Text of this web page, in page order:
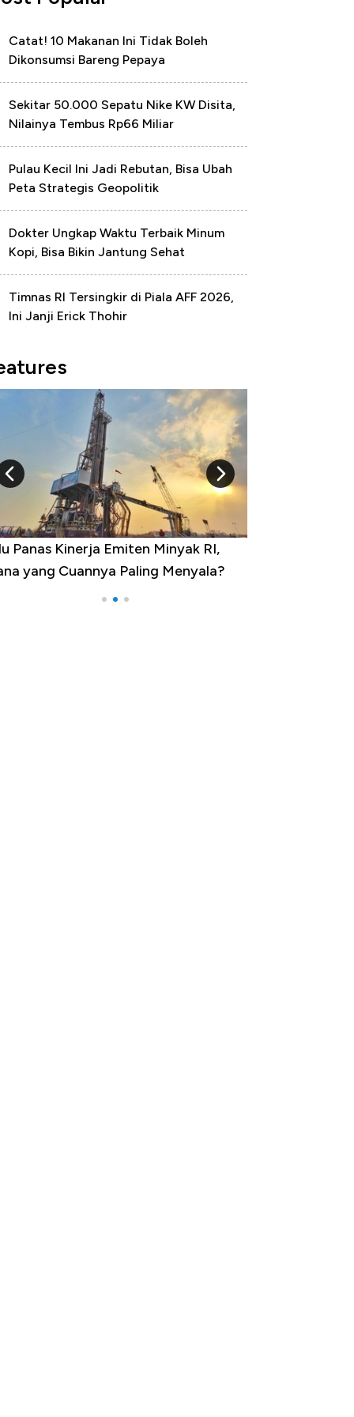
Catat! 10 Makanan Ini Tidak Boleh
Dikonsumsi Bareng Pepaya
Sekitar 50.000 Sepatu Nike KW Disita,
Nilainya Tembus Rp66 Miliar
Pulau Kecil Ini Jadi Rebutan, Bisa Ubah
Peta Strategis Geopolitik
Dokter Ungkap Waktu Terbaik Minum
Kopi, Bisa Bikin Jantung Sehat
Timnas RI Tersingkir di Piala AFF 2026,
Ini Janji Erick Thohir
Panas Kinerja Emiten Minyak RI,
yang Cuannya Paling Menyala?